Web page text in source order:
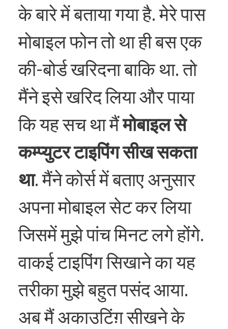
के बारे में बताया गया है. मेरे पास
मोबाइल फोन तो था ही बस एक
की-बोर्ड खरिदना बाकि था. तो
मैंने इसे खरिद लिया और पाया
कि यह सच था मैंमोबाइल से
कम्प्युटर टाइपिंग सीख सकता
था. मैंने कोर्स में बताए अनुसार
अपना मोबाइल सेट कर लिया
जिसमें मुझे पांच मिनट लगे होंगे.
वाकई टाइपिंग सिखाने का यह
तरीका मुझे बहुत पसंद आया.
अब मैं अकाउटिंग़ सीखने के